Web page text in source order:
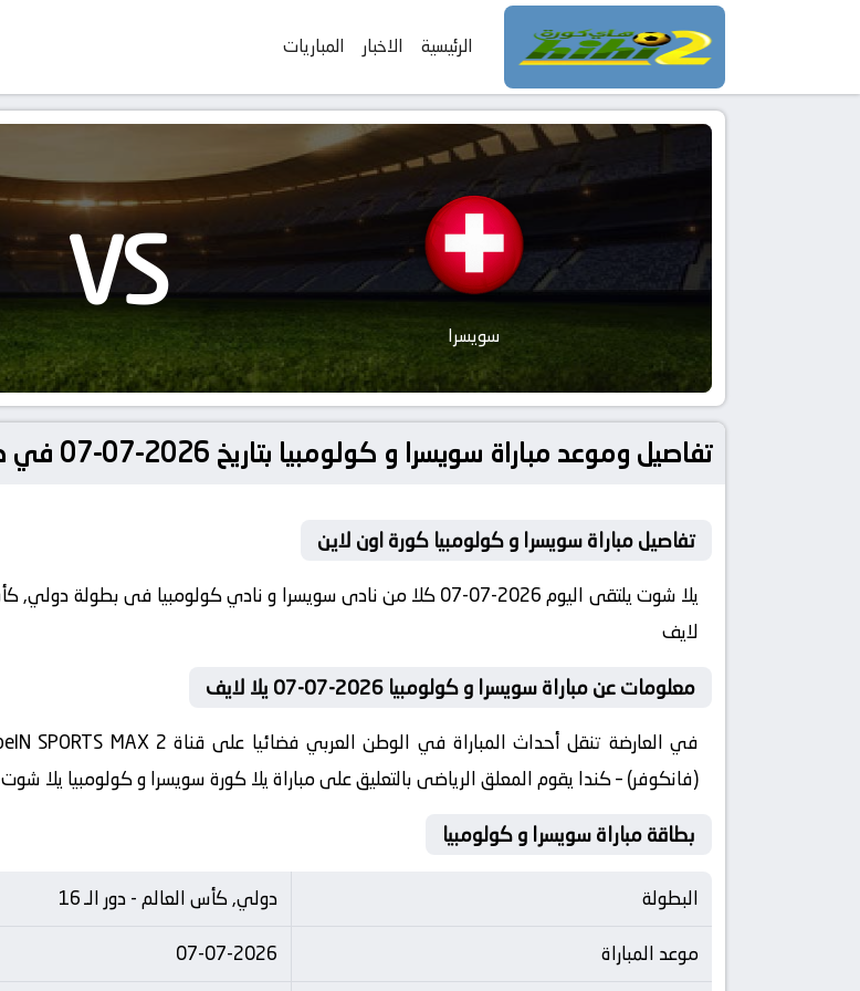
الرئيسية الاخبار المباريات
سويسرا VS
تفاصيل وموعد مباراة سويسرا و كولومبيا بتاريخ 2026-07-07 في دوري دولي, كأس العالم – دور الـ 16
تفاصيل مباراة سويسرا و كولومبيا كورة اون لاين
لايف
معلومات عن مباراة سويسرا و كولومبيا 2026-07-07 يلا لايف
(فانكوفر) – كندا يقوم المعلق الرياضى بالتعليق على مباراة يلا كورة سويسرا و كولومبيا يلا شوت
بطاقة مباراة سويسرا و كولومبيا
البطولة
دولي, كأس العالم - دور الـ 16
موعد المباراة
07-07-2026